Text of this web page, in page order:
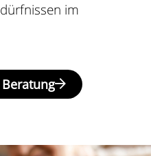
im